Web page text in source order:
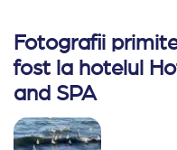
Fotografii
fost la hotelul
and SPA